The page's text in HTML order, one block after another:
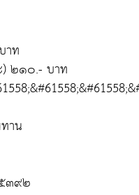
าท
) ๒๑๐.- บาท
าน
๓๙๒